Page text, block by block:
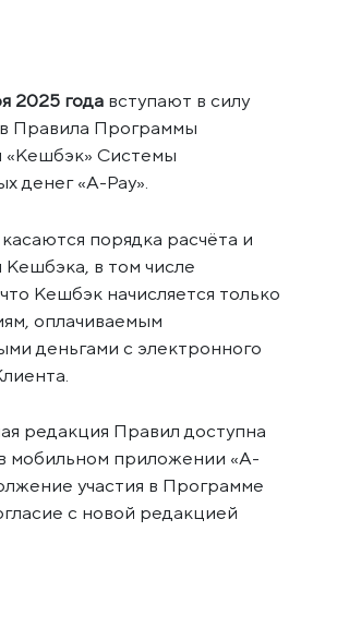
2025 года вступают в силу
Правила Программы
«Кешбэк» Системы
денег «A-Pay».
порядка расчёта и
Кешбэка, в том числе
Кешбэк начисляется только
оплачиваемым
деньгами с электронного
редакция Правил доступна
мобильном приложении «A-
участия в Программе
с новой редакцией